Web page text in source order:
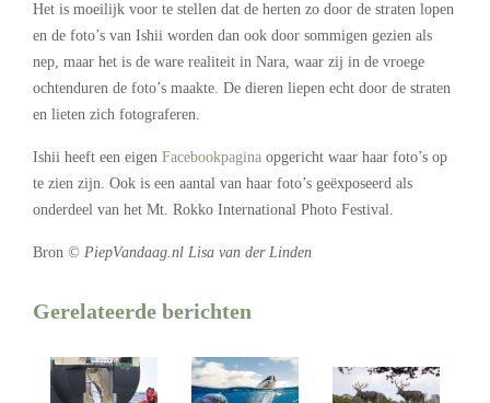
Het is moeilijk voor te stellen dat de herten zo door de straten lopen
en de foto’s van Ishii worden dan ook door sommigen gezien als
nep, maar het is de ware realiteit in Nara, waar zij in de vroege
ochtenduren de foto’s maakte. De dieren liepen echt door de straten
en lieten zich fotograferen.
Ishii heeft een eigen Facebookpagina opgericht waar haar foto’s op
te zien zijn. Ook is een aantal van haar foto’s geëxposeerd als
onderdeel van het Mt. Rokko International Photo Festival.
Bron © PiepVandaag.nl Lisa van der Linden
Gerelateerde berichten